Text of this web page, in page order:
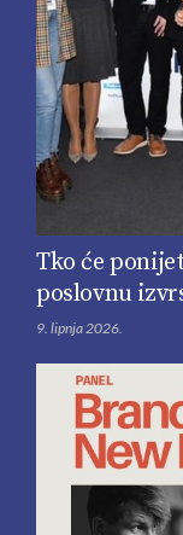
Tko će
poslovnu
9. lipnja 2026.